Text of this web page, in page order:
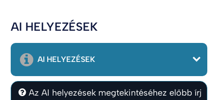
AI HELYEZÉSEK
AI HELYEZÉSEK
Az AI helyezések megtekintéséhez előbb írj